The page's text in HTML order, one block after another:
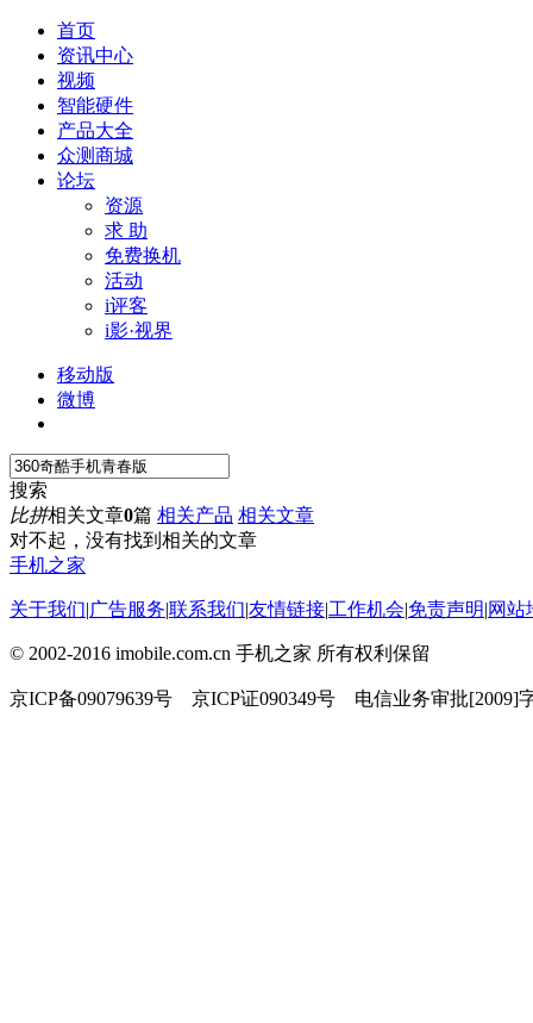
首页
资讯中心
视频
智能硬件
产品大全
众测商城
论坛
资源
求 助
免费换机
活动
i评客
i影·视界
移动版
微博
搜索
比拼相关文章0篇 相关产品 相关文章
对不起，没有找到相关的文章
手机之家
关于我们|广告服务|联系我们|友情链接|工作机会|免责声明|网站
© 2002-2016 imobile.com.cn 手机之家 所有权利保留
京ICP备09079639号 京ICP证090349号 电信业务审批[2009]